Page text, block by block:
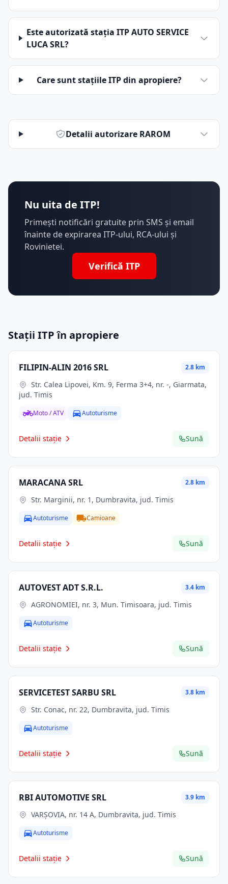
Este autorizată stația ITP AUTO SERVICE
LUCA SRL?
Care sunt stațiile ITP din apropiere?
Detalii autorizare RAROM
Nu uita de ITP!
Primești notificări gratuite prin SMS și email
înainte de expirarea ITP-ului, RCA-ului și
Rovinietei.
Verifică ITP
Stații ITP în apropiere
FILIPIN-ALIN 2016 SRL 2.8 km
jud. Timis
Moto / ATV Autoturisme
Detalii stație Sună
MARACANA SRL 2.8 km
Str. Marginii, nr. 1, Dumbravita, jud. Timis
Autoturisme Camioane
Detalii stație Sună
AUTOVEST ADT S.R.L. 3.4 km
AGRONOMIEI, nr. 3, Mun. Timisoara, jud. Timis
Autoturisme
Detalii stație Sună
SERVICETEST SARBU SRL 3.8 km
Str. Conac, nr. 22, Dumbravita, jud. Timis
Autoturisme
Detalii stație Sună
RBI AUTOMOTIVE SRL 3.9 km
VARȘOVIA, nr. 14 A, Dumbravita, jud. Timis
Autoturisme
Detalii stație Sună